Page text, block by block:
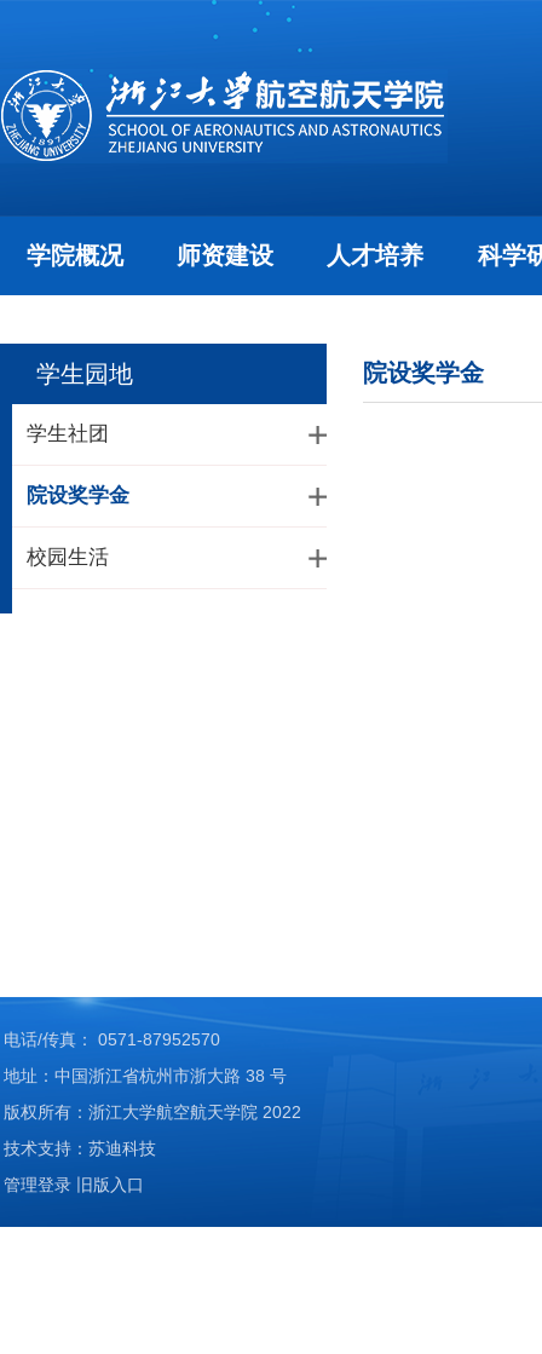
学院概况 师资建设 人才培养 科学
学生园地
学生社团
院设奖学金
校园生活
院设奖学金
电话/传真： 0571-87952570
地址：中国浙江省杭州市浙大路 38 号
版权所有：浙江大学航空航天学院 2022
技术支持：苏迪科技
管理登录 旧版入口